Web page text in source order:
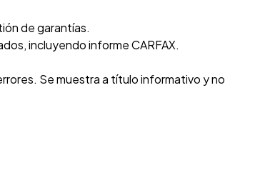
de garantías.
incluyendo informe CARFAX.
Se muestra a título informativo y no